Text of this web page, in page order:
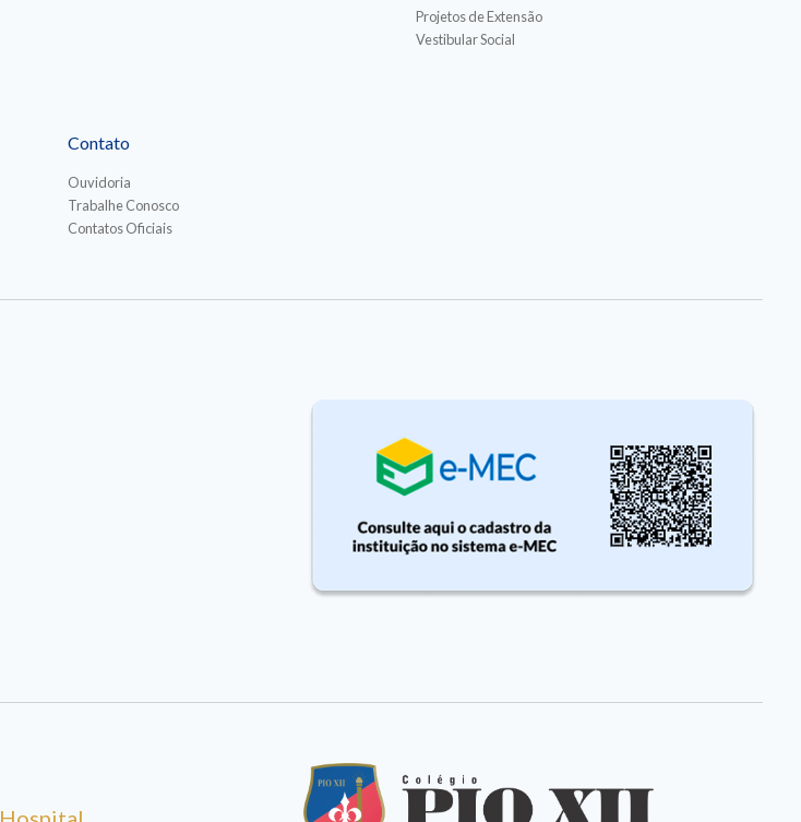
Projetos de Extensão
Vestibular Social
Contato
Ouvidoria
Trabalhe Conosco
Contatos Oficiais